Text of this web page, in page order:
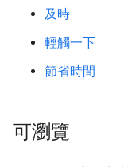
及時
輕觸一下
節省時間
可瀏覽